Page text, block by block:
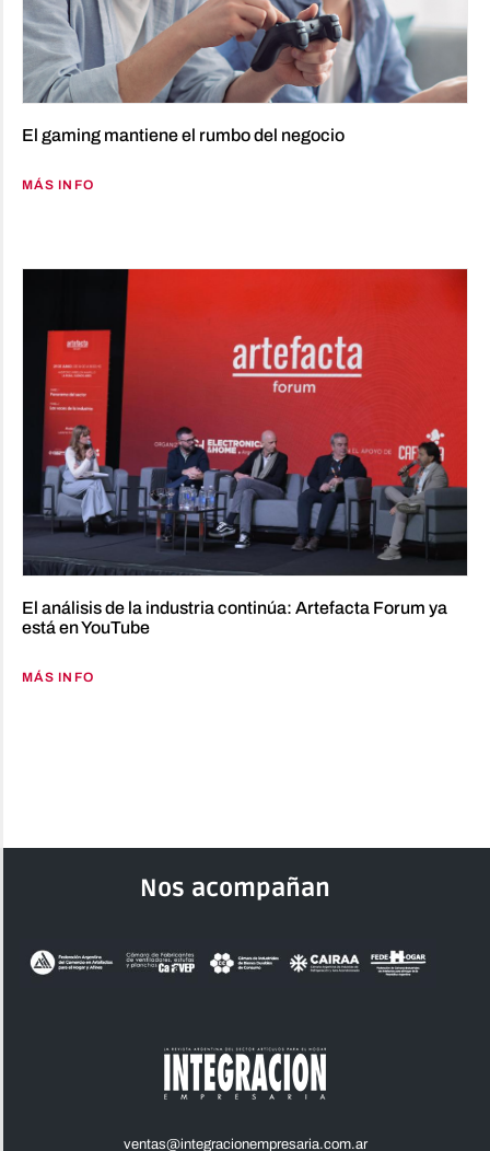
El gaming mantiene el rumbo del negocio
MÁS INFO
El análisis de la industria continúa: Artefacta Forum ya
está en YouTube
MÁS INFO
Nos acompañan
ventas@integracionempresaria.com.ar